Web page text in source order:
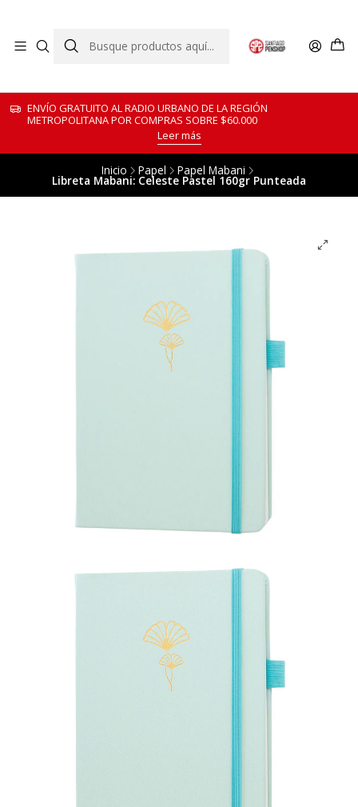
ENVÍO GRATUITO AL RADIO URBANO DE LA REGIÓN
METROPOLITANA POR COMPRAS SOBRE $60.000
Leer más
Inicio Papel Papel Mabani
Libreta Mabani: Celeste Pastel 160gr Punteada